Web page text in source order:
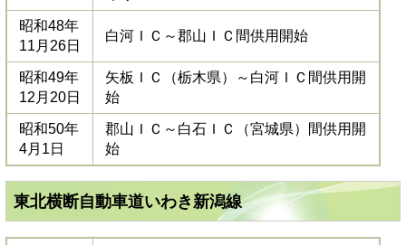
昭和48年
11月26日
白河ＩＣ～郡山ＩＣ間供用開始
昭和49年
12月20日
矢板ＩＣ（栃木県）～白河ＩＣ間供用開
始
昭和50年
4月1日
郡山ＩＣ～白石ＩＣ（宮城県）間供用開
始
東北横断自動車道いわき新潟線